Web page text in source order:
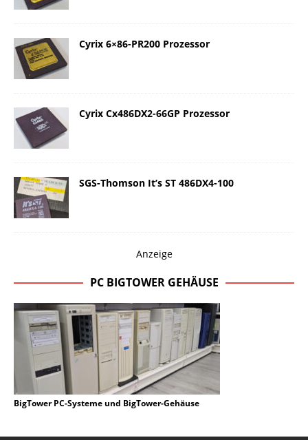
Cyrix 6×86-PR200 Prozessor
Cyrix Cx486DX2-66GP Prozessor
SGS-Thomson It’s ST 486DX4-100
Anzeige
PC BIGTOWER GEHÄUSE
BigTower PC-Systeme und BigTower-Gehäuse